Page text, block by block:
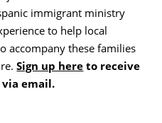
immigrant ministry
to help local
accompany these families
Sign up here to receive
via email.